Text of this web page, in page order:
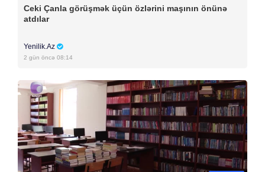
Ceki Çanla görüşmək üçün özlərini maşının önünə
atdılar
Yenilik.Az
2 gün öncə 08:14